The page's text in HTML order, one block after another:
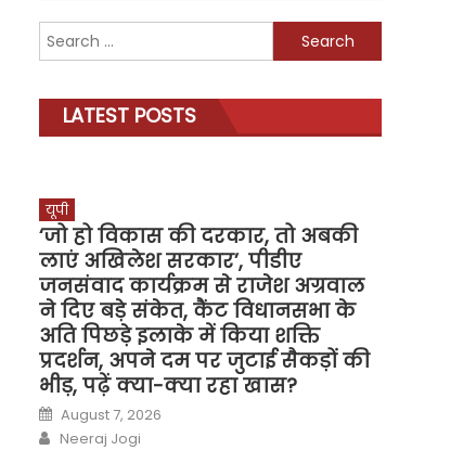
Search
for:
LATEST POSTS
यूपी
‘जो हो विकास की दरकार, तो अबकी
लाएं अखिलेश सरकार’, पीडीए
जनसंवाद कार्यक्रम से राजेश अग्रवाल
ने दिए बड़े संकेत, कैंट विधानसभा के
अति पिछड़े इलाके में किया शक्ति
प्रदर्शन, अपने दम पर जुटाई सैकड़ों की
भीड़, पढ़ें क्या-क्या रहा खास?
Posted
on
August 7, 2026
Author
Neeraj Jogi